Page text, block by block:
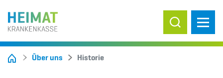
Suche ein-/
Über uns Historie